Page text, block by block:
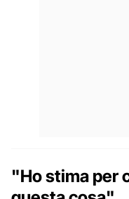
"Ho stima per